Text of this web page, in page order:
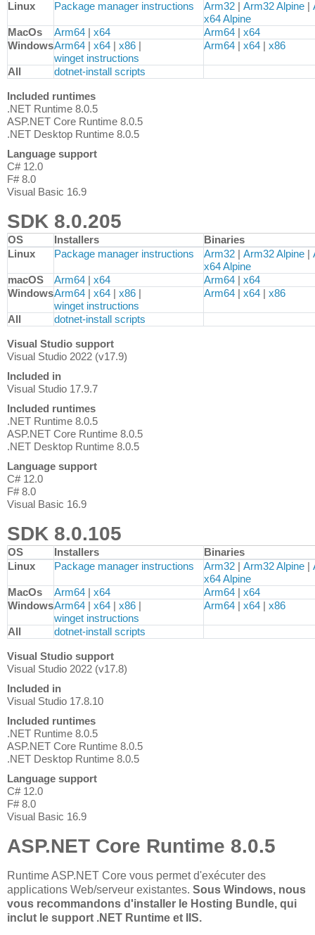
Downloads for .NET 8.0 SDK (v8.0.300)
Linux Package manager instructions Arm32 | Arm32 Alpine |
x64 Alpine
MacOs
Arm64 | x64 Arm64 | x64
WindowsArm64 | x64 | x86 |
winget instructions
Arm64 | x64 | x86
All dotnet-install scripts
Included runtimes
.NET Runtime 8.0.5
ASP.NET Core Runtime 8.0.5
.NET Desktop Runtime 8.0.5
Language support
C# 12.0
F# 8.0
Visual Basic 16.9
SDK 8.0.205
Downloads for .NET 8.0 SDK (v8.0.205)
OS Installers
Binaries
Linux
Package manager instructions Arm32 | Arm32 Alpine |
x64 Alpine
macOS
Arm64 | x64 Arm64 | x64
WindowsArm64 | x64 | x86 |
winget instructions
Arm64 | x64 | x86
All dotnet-install scripts
Visual Studio support
Visual Studio 2022 (v17.9)
Included in
Visual Studio 17.9.7
Included runtimes
.NET Runtime 8.0.5
ASP.NET Core Runtime 8.0.5
.NET Desktop Runtime 8.0.5
Language support
C# 12.0
F# 8.0
Visual Basic 16.9
SDK 8.0.105
Downloads for .NET 8.0 SDK (v8.0.105)
OS Installers
Binaries
Linux
Package manager instructions Arm32 | Arm32 Alpine |
x64 Alpine
MacOs
Arm64 | x64 Arm64 | x64
WindowsArm64 | x64 | x86 |
winget instructions
Arm64 | x64 | x86
All dotnet-install scripts
Visual Studio support
Visual Studio 2022 (v17.8)
Included in
Visual Studio 17.8.10
Included runtimes
.NET Runtime 8.0.5
ASP.NET Core Runtime 8.0.5
.NET Desktop Runtime 8.0.5
Language support
C# 12.0
F# 8.0
Visual Basic 16.9
ASP.NET Core Runtime 8.0.5
Runtime ASP.NET Core vous permet d'exécuter des
applications Web/serveur existantes. Sous Windows, nous
vous recommandons d'installer le Hosting Bundle, qui
inclut le support .NET Runtime et IIS.